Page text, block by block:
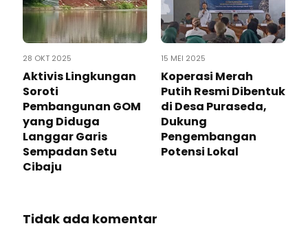
28 OKT 2025
Aktivis Lingkungan
Soroti
Pembangunan GOM
yang Diduga
Langgar Garis
Sempadan Setu
Cibaju
15 MEI 2025
Koperasi Merah
Putih Resmi Dibentuk
di Desa Puraseda,
Dukung
Pengembangan
Potensi Lokal
Tidak ada komentar